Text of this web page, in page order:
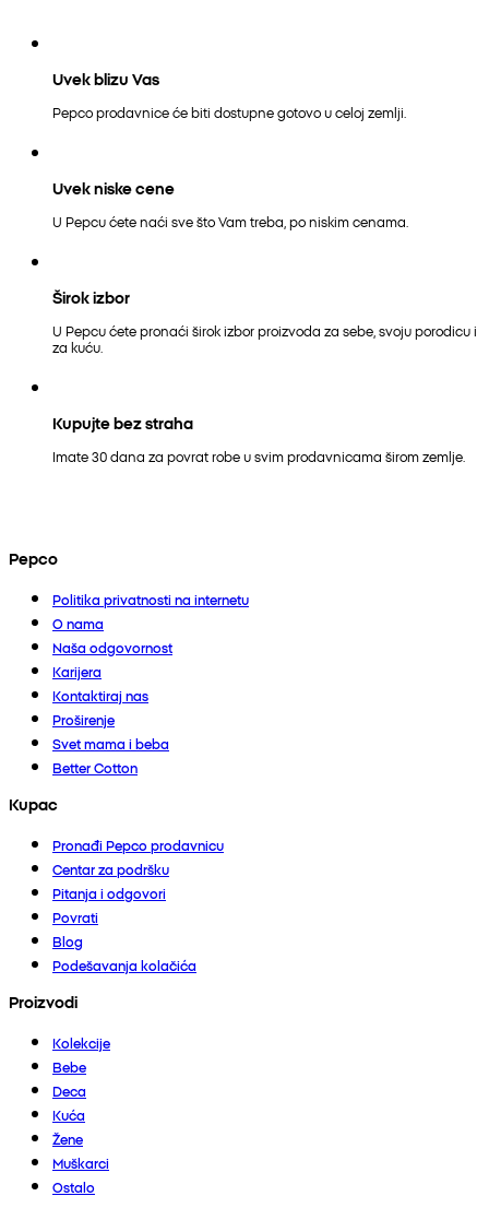
Uvek blizu Vas
Pepco prodavnice će biti dostupne gotovo u celoj zemlji.
Uvek niske cene
U Pepcu ćete naći sve što Vam treba, po niskim cenama.
Širok izbor
U Pepcu ćete pronaći širok izbor proizvoda za sebe, svoju porodicu i
za kuću.
Kupujte bez straha
Imate 30 dana za povrat robe u svim prodavnicama širom zemlje.
Pepco
Politika privatnosti na internetu
O nama
Naša odgovornost
Karijera
Kontaktiraj nas
Proširenje
Svet mama i beba
Better Cotton
Kupac
Pronađi Pepco prodavnicu
Centar za podršku
Pitanja i odgovori
Povrati
Blog
Podešavanja kolačića
Proizvodi
Kolekcije
Bebe
Deca
Kuća
Žene
Muškarci
Ostalo